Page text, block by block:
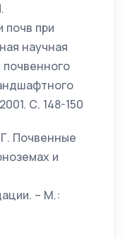
почв при
научная
С. 148-150
Почвенные
и
– М.: